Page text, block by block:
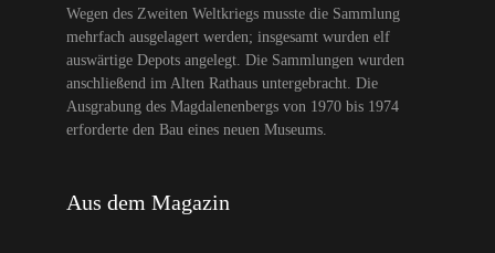
Wegen des Zweiten Weltkriegs musste die Sammlung
mehrfach ausgelagert werden; insgesamt wurden elf
auswärtige Depots angelegt. Die Sammlungen wurden
anschließend im Alten Rathaus untergebracht. Die
Ausgrabung des Magdalenenbergs von 1970 bis 1974
erforderte den Bau eines neuen Museums.
Aus dem Magazin